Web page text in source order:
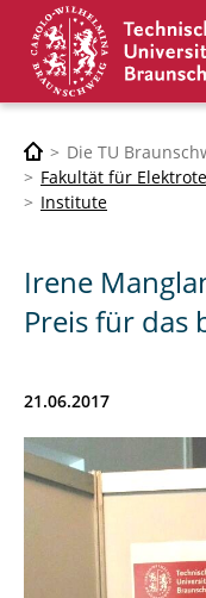
Die TU
Fakultät für
Institute
Irene
Preis für das
21.06.2017